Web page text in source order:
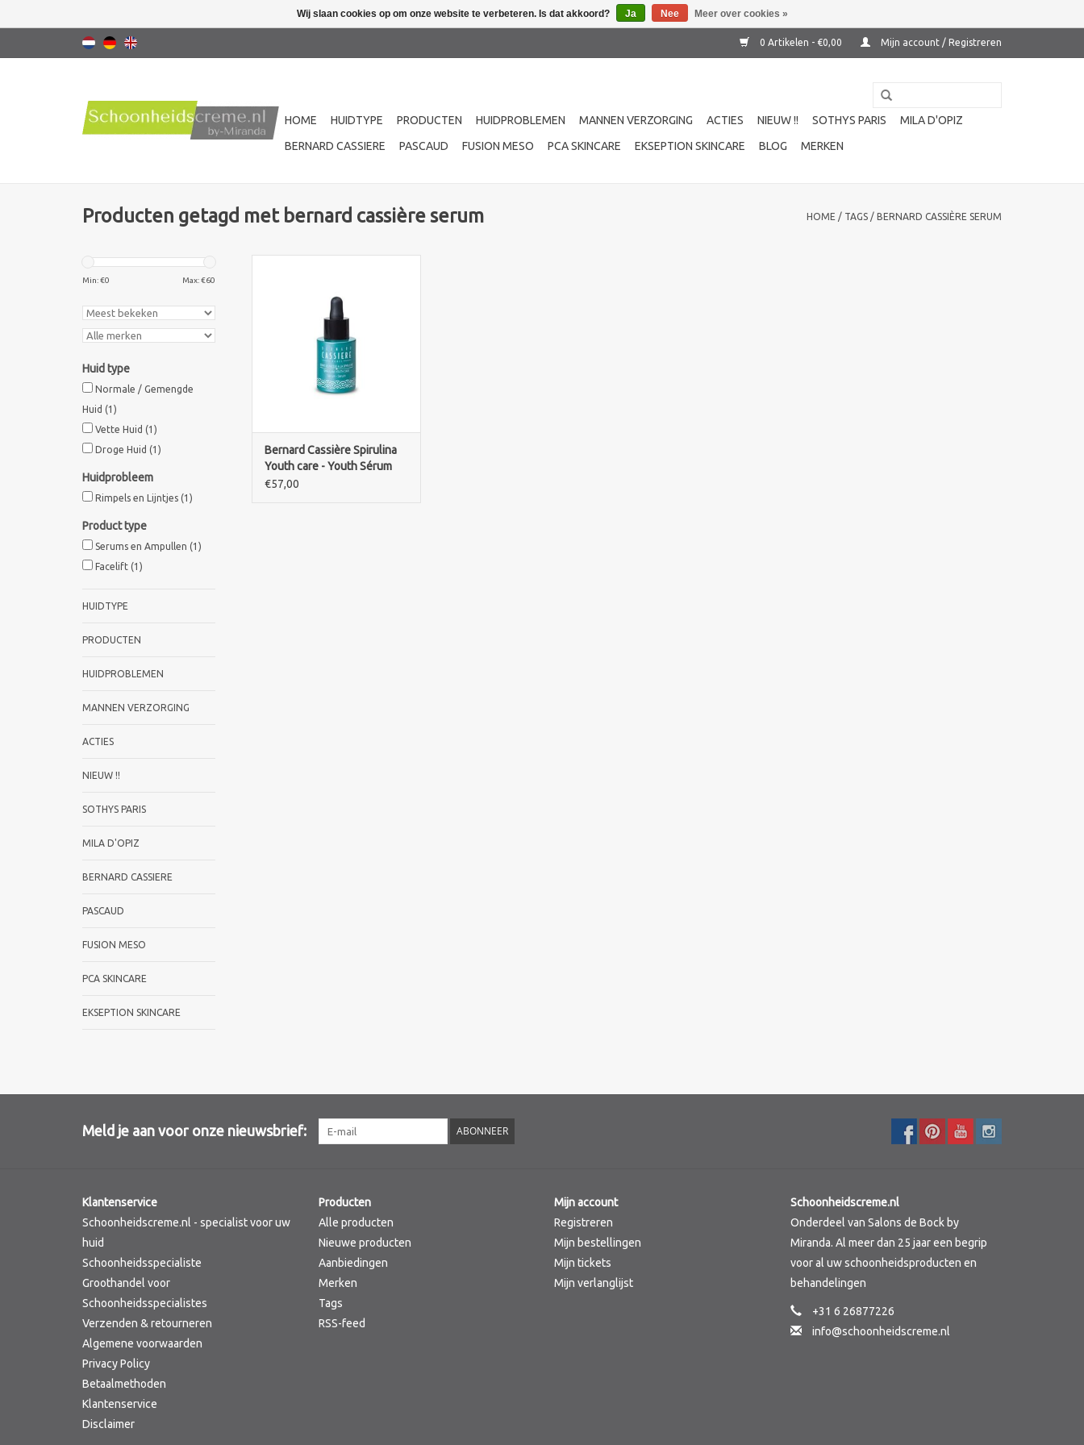
0 Artikelen - €0,00 Mijn account / Registreren
HOME HUIDTYPE PRODUCTEN HUIDPROBLEMEN MANNEN VERZORGING ACTIES NIEUW !! SOTHYS PARIS
MILA D'OPIZ
BERNARD CASSIERE
PASCAUD FUSION MESO PCA SKINCARE EKSEPTION SKINCARE BLOG MERKEN
Producten getagd met bernard cassière serum HOME / TAGS / BERNARD CASSIÈRE SERUM
Min: €0 Max: €60
Huid type
Normale / Gemengde
Huid (1)
Vette Huid (1)
Droge Huid (1)
Huidprobleem
Rimpels en Lijntjes (1)
Product type
Serums en Ampullen (1)
Facelift (1)
HUIDTYPE
PRODUCTEN
HUIDPROBLEMEN
MANNEN VERZORGING
ACTIES
NIEUW !!
SOTHYS PARIS
MILA D'OPIZ
BERNARD CASSIERE
PASCAUD
FUSION MESO
PCA SKINCARE
EKSEPTION SKINCARE
Care Serum. Verrijkt met spirulina
voor een stralende, stevige huid.
TOEVOEGEN AAN WINKELWAGEN
Bernard Cassière Spirulina
Youth care - Youth Sérum
€57,00
Meld je aan voor onze nieuwsbrief: ABONNEER
Klantenservice
Schoonheidscreme.nl - specialist voor uw
huid
Schoonheidsspecialiste
Groothandel voor
Schoonheidsspecialistes
Verzenden & retourneren
Algemene voorwaarden
Privacy Policy
Betaalmethoden
Klantenservice
Disclaimer
Producten
Alle producten
Nieuwe producten
Aanbiedingen
Merken
Tags
RSS-feed
Mijn account
Registreren
Mijn bestellingen
Mijn tickets
Mijn verlanglijst
Schoonheidscreme.nl
Onderdeel van Salons de Bock by
Miranda. Al meer dan 25 jaar een begrip
voor al uw schoonheidsproducten en
behandelingen
+31 6 26877226
info@schoonheidscreme.nl
Wij slaan cookies op om onze website te verbeteren. Is dat akkoord? Ja Nee Meer over cookies »